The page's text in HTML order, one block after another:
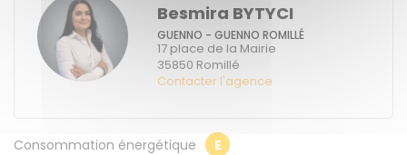
Besmira BYTYCI
GUENNO - GUENNO ROMILLÉ
17 place de la Mairie
35850 Romillé
Contacter l'agence
Consommation énergétique E